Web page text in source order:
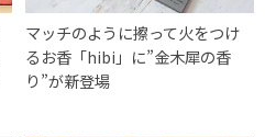
マッチのように擦って火をつけ
るお香「hibi」に”金木犀の香
り”が新登場